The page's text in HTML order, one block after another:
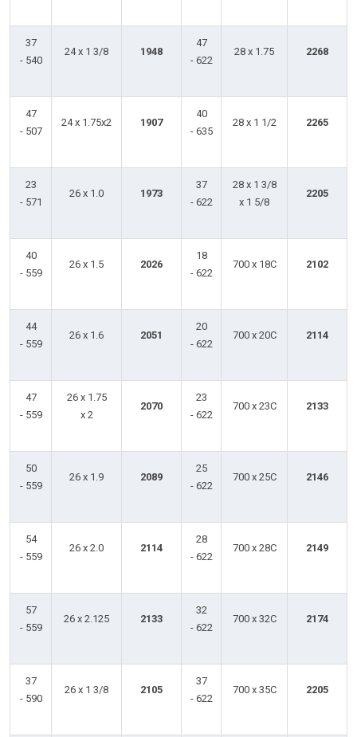
37
- 540
24 x 1 3/8 1948
47
- 622
28 x 1.75 2268
47
- 507
24 x 1.75x2 1907
40
- 635
28 x 1 1/2 2265
23
- 571
26 x 1.0 1973
37
- 622
28 x 1 3/8
x 1 5/8
2205
40
- 559
26 x 1.5 2026
18
- 622
700 x 18C 2102
44
- 559
26 x 1.6 2051
20
- 622
700 x 20C 2114
47
- 559
26 x 1.75
x 2
2070
23
- 622
700 x 23C 2133
50
- 559
26 x 1.9 2089
25
- 622
700 x 25C 2146
54
- 559
26 x 2.0 2114
28
- 622
700 x 28C 2149
57
- 559
26 x 2.125 2133
32
- 622
700 x 32C 2174
37
- 590
26 x 1 3/8 2105
37
- 622
700 x 35C 2205